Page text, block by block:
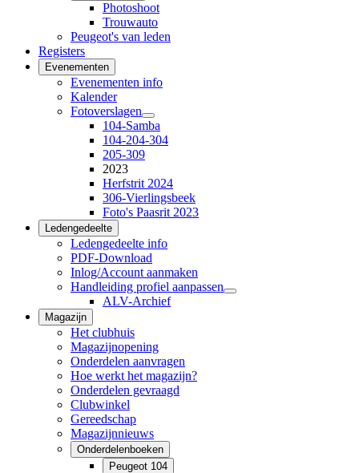
Photoshoot
Trouwauto
Peugeot's van leden
Registers
Evenementen
Evenementen info
Kalender
Fotoverslagen
104-Samba
104-204-304
205-309
2023
Herfstrit 2024
306-Vierlingsbeek
Foto's Paasrit 2023
Ledengedeelte
Ledengedeelte info
PDF-Download
Inlog/Account aanmaken
Handleiding profiel aanpassen
ALV-Archief
Magazijn
Het clubhuis
Magazijnopening
Onderdelen aanvragen
Hoe werkt het magazijn?
Onderdelen gevraagd
Clubwinkel
Gereedschap
Magazijnnieuws
Onderdelenboeken
Peugeot 104